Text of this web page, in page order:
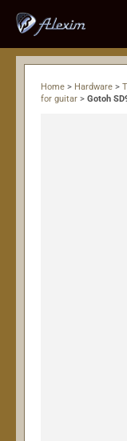
Home > Hardware >
for guitar > Gotoh